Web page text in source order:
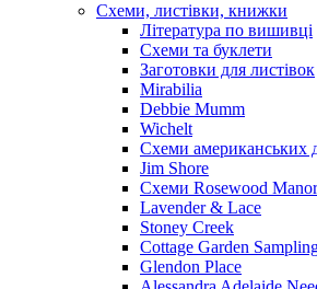
Схеми, листівки, книжки
Література по вишивці
Схеми та буклети
Заготовки для листівок
Mirabilia
Debbie Mumm
Wichelt
Схеми американських
Jim Shore
Cхеми Rosewood Manor
Lavender & Lace
Stoney Creek
Cottage Garden
Glendon Place